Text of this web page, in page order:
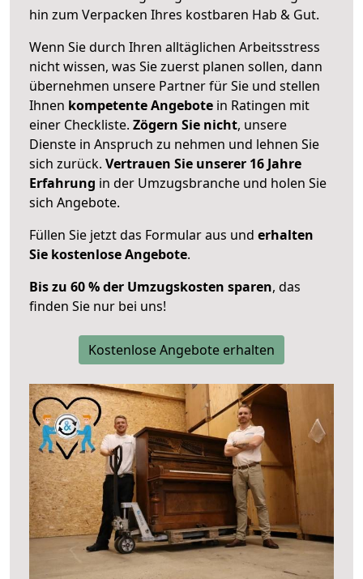
hin zum Verpacken Ihres kostbaren Hab & Gut.
Wenn Sie durch Ihren alltäglichen Arbeitsstress
nicht wissen, was Sie zuerst planen sollen, dann
übernehmen unsere Partner für Sie und stellen
Ihnen kompetente Angebote in Ratingen mit
einer Checkliste. Zögern Sie nicht, unsere
Dienste in Anspruch zu nehmen und lehnen Sie
sich zurück. Vertrauen Sie unserer 16 Jahre
Erfahrung in der Umzugsbranche und holen Sie
sich Angebote.
Füllen Sie jetzt das Formular aus und erhalten
Sie kostenlose Angebote.
Bis zu 60 % der Umzugskosten sparen, das
finden Sie nur bei uns!
Kostenlose Angebote erhalten